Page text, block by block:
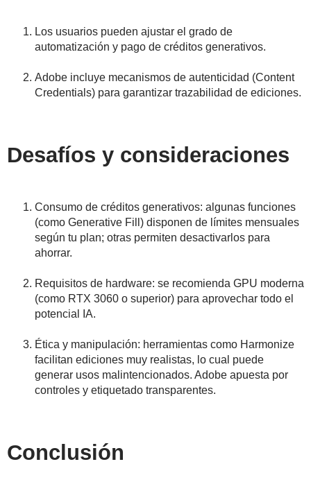
Los usuarios pueden ajustar el grado de
automatización y pago de créditos generativos.
Adobe incluye mecanismos de autenticidad (Content
Credentials) para garantizar trazabilidad de ediciones.
Desafíos y consideraciones
Consumo de créditos generativos: algunas funciones
(como Generative Fill) disponen de límites mensuales
según tu plan; otras permiten desactivarlos para
ahorrar.
Requisitos de hardware: se recomienda GPU moderna
(como RTX 3060 o superior) para aprovechar todo el
potencial IA.
Ética y manipulación: herramientas como Harmonize
facilitan ediciones muy realistas, lo cual puede
generar usos malintencionados. Adobe apuesta por
controles y etiquetado transparentes.
Conclusión